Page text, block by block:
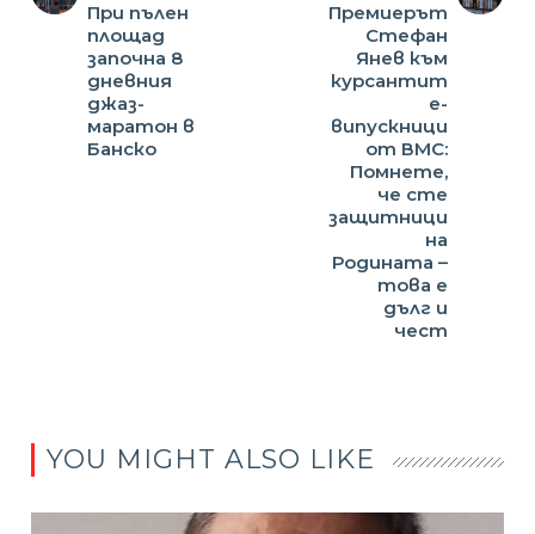
При пълен
площад
започна 8
дневния
джаз-
маратон в
Банско
Премиерът
Стефан
Янев към
курсантит
е-
випускници
от ВМС:
Помнете,
че сте
защитници
на
Родината –
това е
дълг и
чест
YOU MIGHT ALSO LIKE